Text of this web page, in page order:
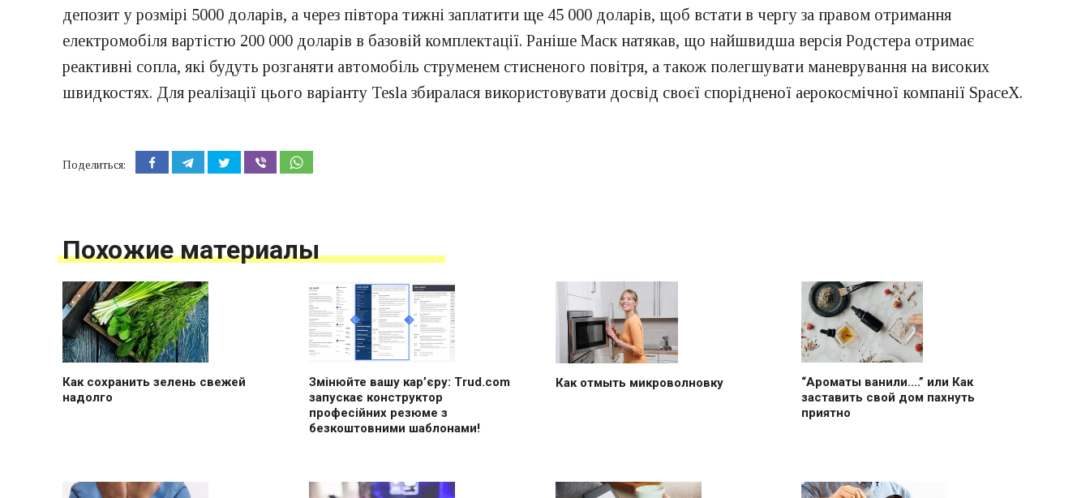
депозит у розмірі 5000 доларів, а через півтора тижні заплатити ще 45 000 доларів, щоб встати в чергу за правом отримання
електромобіля вартістю 200 000 доларів в базовій комплектації. Раніше Маск натякав, що найшвидша версія Родстера отримає
реактивні сопла, які будуть розганяти автомобіль струменем стисненого повітря, а також полегшувати маневрування на високих
швидкостях. Для реалізації цього варіанту Tesla збиралася використовувати досвід своєї спорідненої аерокосмічної компанії SpaceX.
Поделиться:
Похожие материалы
Как сохранить зелень свежей
надолго
Змінюйте вашу кар’єру: Trud.com
запускає конструктор
професійних резюме з
безкоштовними шаблонами!
Как отмыть микроволновку
“Ароматы ванили….” или Как
заставить свой дом пахнуть
приятно